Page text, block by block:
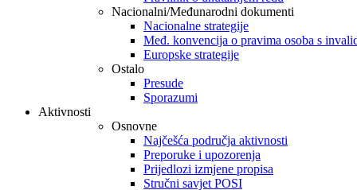
Nacionalni/Međunarodni dokumenti
Nacionalne strategije
Međ. konvencija o pravima osoba s
Europske strategije
Ostalo
Presude
Sporazumi
Aktivnosti
Osnovne
Najčešća područja aktivnosti
Preporuke i upozorenja
Prijedlozi izmjene propisa
Stručni savjet POSI